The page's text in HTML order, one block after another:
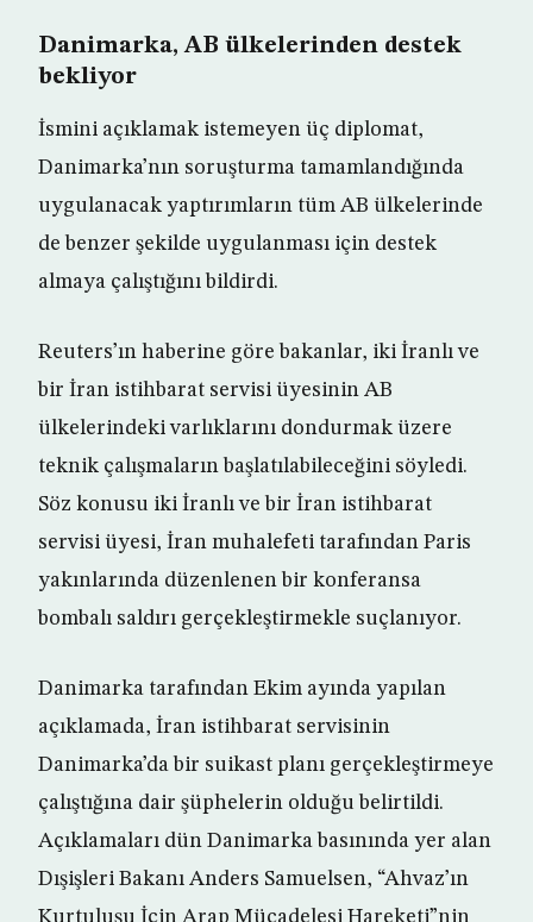
Danimarka, AB ülkelerinden destek
bekliyor
İsmini açıklamak istemeyen üç diplomat,
Danimarka’nın soruşturma tamamlandığında
uygulanacak yaptırımların tüm AB ülkelerinde
de benzer şekilde uygulanması için destek
almaya çalıştığını bildirdi.
Reuters’ın haberine göre bakanlar, iki İranlı ve
bir İran istihbarat servisi üyesinin AB
ülkelerindeki varlıklarını dondurmak üzere
teknik çalışmaların başlatılabileceğini söyledi.
Söz konusu iki İranlı ve bir İran istihbarat
servisi üyesi, İran muhalefeti tarafından Paris
yakınlarında düzenlenen bir konferansa
bombalı saldırı gerçekleştirmekle suçlanıyor.
Danimarka tarafından Ekim ayında yapılan
açıklamada, İran istihbarat servisinin
Danimarka’da bir suikast planı gerçekleştirmeye
çalıştığına dair şüphelerin olduğu belirtildi.
Açıklamaları dün Danimarka basınında yer alan
Dışişleri Bakanı Anders Samuelsen, “Ahvaz’ın